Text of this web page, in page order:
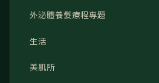
外泌體養髮療程專題
生活
美肌所